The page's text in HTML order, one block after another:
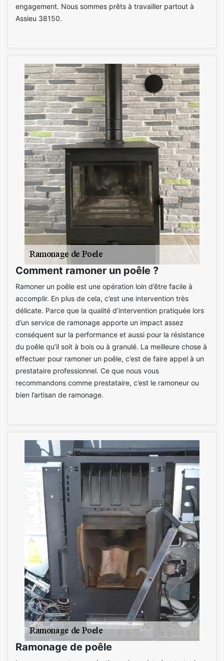
engagement. Nous sommes prêts à travailler partout à
Assieu 38150.
Comment ramoner un poêle ?
Ramoner un poêle est une opération loin d’être facile à
accomplir. En plus de cela, c’est une intervention très
délicate. Parce que la qualité d’intervention pratiquée lors
d’un service de ramonage apporte un impact assez
conséquent sur la performance et aussi pour la résistance
du poêle qu’il soit à bois ou à granulé. La meilleure chose à
effectuer pour ramoner un poêle, c’est de faire appel à un
prestataire professionnel. Ce que nous vous
recommandons comme prestataire, c’est le ramoneur ou
bien l’artisan de ramonage.
Ramonage de poêle